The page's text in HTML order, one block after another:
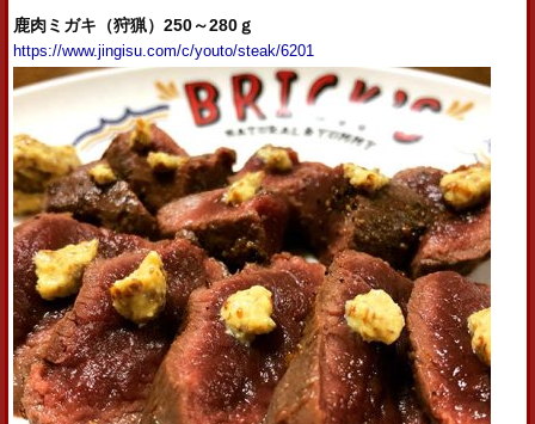
鹿肉ミガキ（狩猟）250～280ｇ
https://www.jingisu.com/c/youto/steak/6201